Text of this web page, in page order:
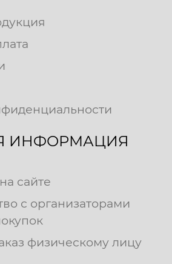
ИНФОРМАЦИЯ
сайте
с организаторами
физическому лицу